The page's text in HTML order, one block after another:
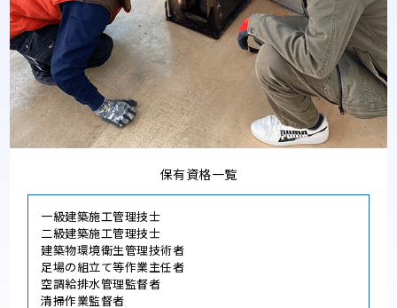
保有資格一覧
一級建築施工管理技士
二級建築施工管理技士
建築物環境衛生管理技術者
足場の組立て等作業主任者
空調給排水管理監督者
清掃作業監督者